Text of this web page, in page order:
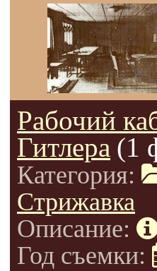
Рабочий
Гитлера (1
Категория:
Стрижавка
Описание:
Год съемки: